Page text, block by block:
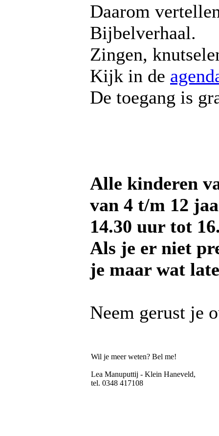
Daarom
Bijbelverhaal.
Zingen,
Kijk in de
De toegang is
Alle kinderen
van 4 t/m 12
14.30 uur tot
Als je er niet
je maar wat
Neem gerust je
Wil je meer weten? Bel me!
Lea Manuputtij - Klein Haneveld,
tel. 0348 417108